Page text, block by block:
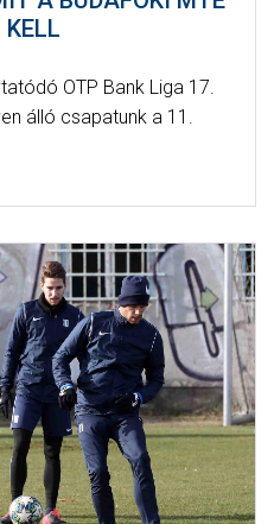
OTP Bank Liga 17.
álló csapatunk a 11.